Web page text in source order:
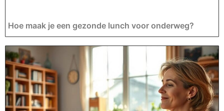
Hoe maak je een gezonde lunch voor onderweg?